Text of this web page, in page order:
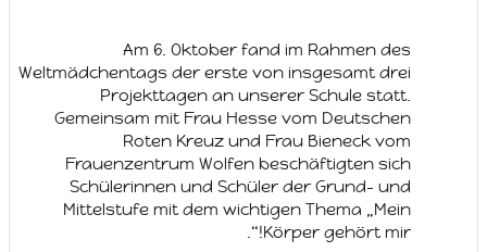
Am 6. Oktober fand im Rahmen des
Weltmädchentags der erste von insgesamt drei
Projekttagen an unserer Schule statt.
Gemeinsam mit Frau Hesse vom Deutschen
Roten Kreuz und Frau Bieneck vom
Frauenzentrum Wolfen beschäftigten sich
Schülerinnen und Schüler der Grund- und
Mittelstufe mit dem wichtigen Thema „Mein
Körper gehört mir!“.